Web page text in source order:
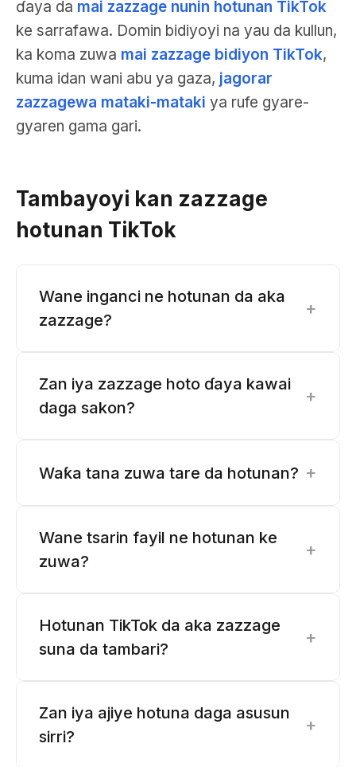
ɗaya da mai zazzage nunin hotunan TikTok
ke sarrafawa. Domin bidiyoyi na yau da kullun,
ka koma zuwa mai zazzage bidiyon TikTok,
kuma idan wani abu ya gaza, jagorar
zazzagewa mataki-mataki ya rufe gyare-
gyaren gama gari.
Tambayoyi kan zazzage
hotunan TikTok
Wane inganci ne hotunan da aka
zazzage?
+
Zan iya zazzage hoto ɗaya kawai
daga sakon?
+
Waƙa tana zuwa tare da hotunan? +
Wane tsarin fayil ne hotunan ke
zuwa?
+
Hotunan TikTok da aka zazzage
suna da tambari?
+
Zan iya ajiye hotuna daga asusun
sirri?
+